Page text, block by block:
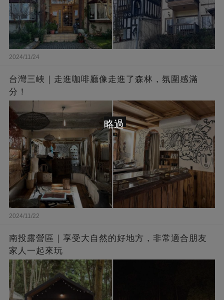
2024/11/24
台灣三峽｜走進咖啡廳像走進了森林，氛圍感滿
分！
2024/11/22
南投露營區｜享受大自然的好地方，非常適合朋友
家人一起來玩
略過